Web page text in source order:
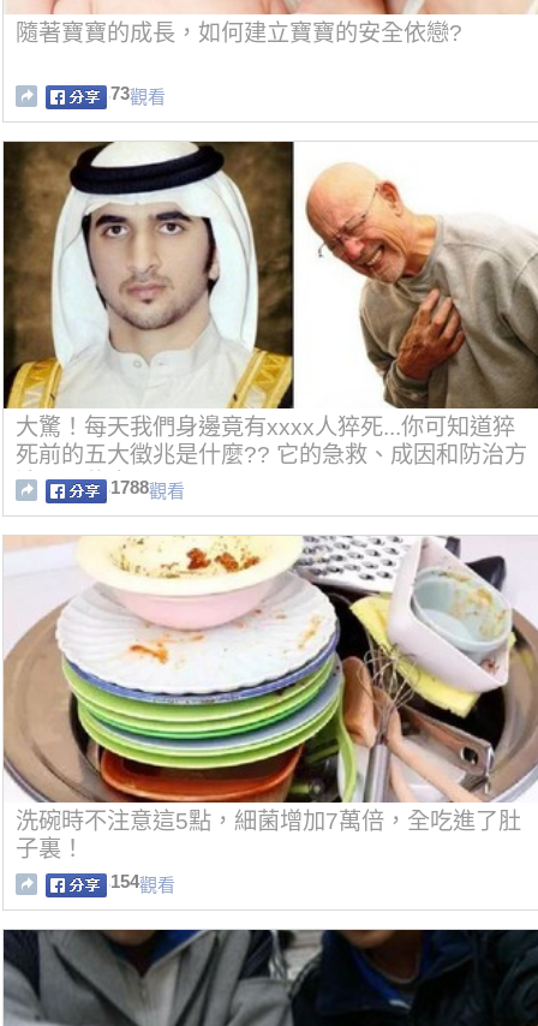
隨著寶寶的成長，如何建立寶寶的安全依戀?
73觀看
大驚！每天我們身邊竟有xxxx人猝死...你可知道猝
死前的五大徵兆是什麼?? 它的急救、成因和防治方
法又是什麼??
1788觀看
洗碗時不注意這5點，細菌增加7萬倍，全吃進了肚
子裏！
154觀看